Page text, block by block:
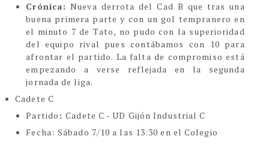
Crónica: Nueva derrota del Cad B que tras una
buena primera parte y con un gol tempranero en
el minuto 7 de Tato, no pudo con la superioridad
del equipo rival pues contábamos con 10 para
afrontar el partido. La falta de compromiso está
empezando a verse reflejada en la segunda
jornada de liga.
Cadete C
Partido :Cadete C - UD Gijón Industrial C
Fecha: Sábado 7/10 a las 13:30 en el Colegio